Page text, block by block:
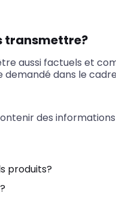
transmettre?
aussi factuels et
demandé dans le
des
produits?